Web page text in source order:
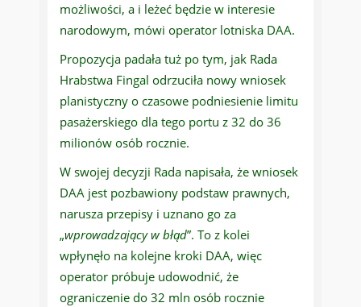
możliwości, a i leżeć będzie w interesie
narodowym, mówi operator lotniska DAA.
Propozycja padała tuż po tym, jak Rada
Hrabstwa Fingal odrzuciła nowy wniosek
planistyczny o czasowe podniesienie limitu
pasażerskiego dla tego portu z 32 do 36
milionów osób rocznie.
W swojej decyzji Rada napisała, że wniosek
DAA jest pozbawiony podstaw prawnych,
narusza przepisy i uznano go za
„wprowadzający w błąd”. To z kolei
wpłynęło na kolejne kroki DAA, więc
operator próbuje udowodnić, że
ograniczenie do 32 mln osób rocznie